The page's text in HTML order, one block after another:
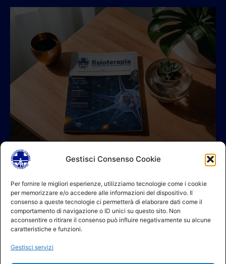
Gestisci Consenso Cookie
Per fornire le migliori esperienze, utilizziamo tecnologie come i cookie
per memorizzare e/o accedere alle informazioni del dispositivo. Il
consenso a queste tecnologie ci permetterà di elaborare dati come il
comportamento di navigazione o ID unici su questo sito. Non
acconsentire o ritirare il consenso può influire negativamente su alcune
caratteristiche e funzioni.
Gestisci servizi
Contatti
GDPR Informativa (sito)
GDPR Informativa (soci)
GDPR Informativa (moduli)
Regolamento partecipazione corsi